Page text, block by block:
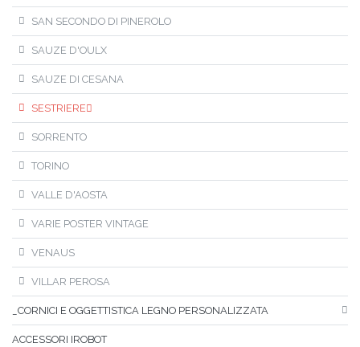
SAN SECONDO DI PINEROLO
SAUZE D'OULX
SAUZE DI CESANA
SESTRIERE
SORRENTO
TORINO
VALLE D'AOSTA
VARIE POSTER VINTAGE
VENAUS
VILLAR PEROSA
_CORNICI E OGGETTISTICA LEGNO PERSONALIZZATA
ACCESSORI IROBOT